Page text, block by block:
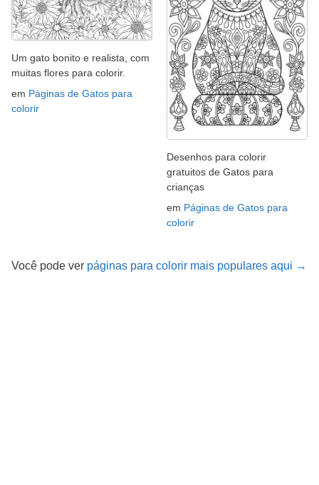
Um gato bonito e realista, com
muitas flores para colorir.
em Páginas de Gatos para
colorir
Desenhos para colorir
gratuitos de Gatos para
crianças
em Páginas de Gatos para
colorir
Você pode ver páginas para colorir mais populares aqui →